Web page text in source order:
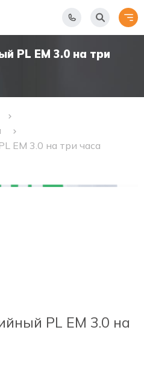
PL EM 3.0 на три
EM 3.0 на три часа
PL EM 3.0 на